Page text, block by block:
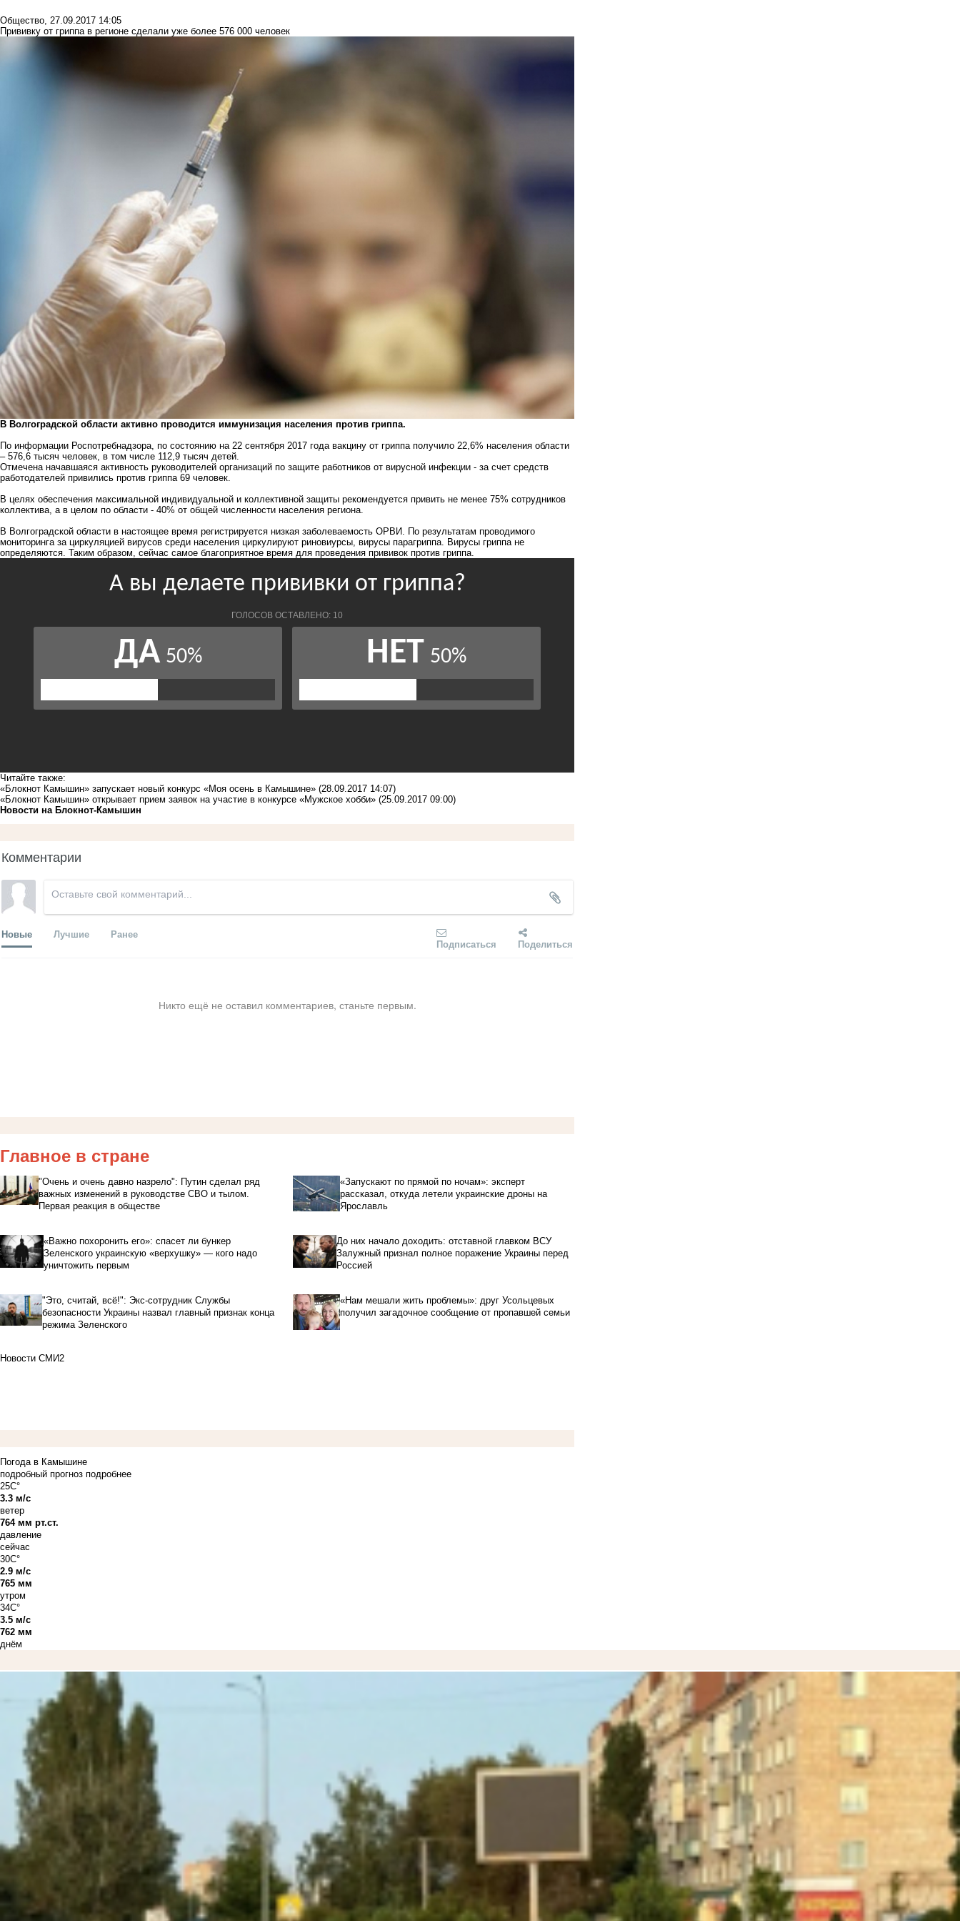
Общество, 27.09.2017 14:05
Прививку от гриппа в регионе сделали уже более 576 000 человек
В Волгоградской области активно проводится иммунизация населения против гриппа.
По информации Роспотребнадзора, по состоянию на 22 сентября 2017 года вакцину от гриппа получило 22,6% населения области
– 576,6 тысяч человек, в том числе 112,9 тысяч детей.
Отмечена начавшаяся активность руководителей организаций по защите работников от вирусной инфекции - за счет средств
работодателей привились против гриппа 69 человек.
В целях обеспечения максимальной индивидуальной и коллективной защиты рекомендуется привить не менее 75% сотрудников
коллектива, а в целом по области - 40% от общей численности населения региона.
В Волгоградской области в настоящее время регистрируется низкая заболеваемость ОРВИ. По результатам проводимого
мониторинга за циркуляцией вирусов среди населения циркулируют риновиурсы, вирусы парагриппа. Вирусы гриппа не
определяются. Таким образом, сейчас самое благоприятное время для проведения прививок против гриппа.
Читайте также:
«Блокнот Камышин» запускает новый конкурс «Моя осень в Камышине» (28.09.2017 14:07)
«Блокнот Камышин» открывает прием заявок на участие в конкурсе «Мужское хобби» (25.09.2017 09:00)
Новости на Блoкнoт-Камышин
Комментарии
Новые Лучшие Ранее
Подписаться Поделиться
Никто ещё не оставил комментариев, станьте первым.
Главное в стране
"Очень и очень давно назрело": Путин сделал ряд
важных изменений в руководстве СВО и тылом.
Первая реакция в обществе
«Запускают по прямой по ночам»: эксперт
рассказал, откуда летели украинские дроны на
Ярославль
«Важно похоронить его»: спасет ли бункер
Зеленского украинскую «верхушку» — кого надо
уничтожить первым
До них начало доходить: отставной главком ВСУ
Залужный признал полное поражение Украины перед
Россией
"Это, считай, всё!": Экс-сотрудник Службы
безопасности Украины назвал главный признак конца
режима Зеленского
«Нам мешали жить проблемы»: друг Усольцевых
получил загадочное сообщение от пропавшей семьи
Новости СМИ2
Погода в Камышине
подробный прогноз подробнее
25C°
3.3 м/с
ветер
764 мм рт.ст.
давление
сейчас
30C°
2.9 м/с
765 мм
утром
34C°
3.5 м/с
762 мм
днём